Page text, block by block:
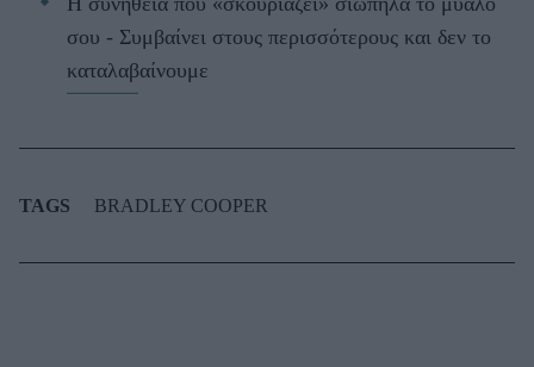
σου - Συμβαίνει στους περισσότερους και δεν το
καταλαβαίνουμε
TAGS BRADLEY COOPER